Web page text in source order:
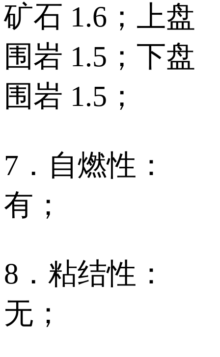
矿石 1.6；上盘
围岩 1.5；下盘
围岩 1.5；
7．自燃性：
有；
8．粘结性：
无；